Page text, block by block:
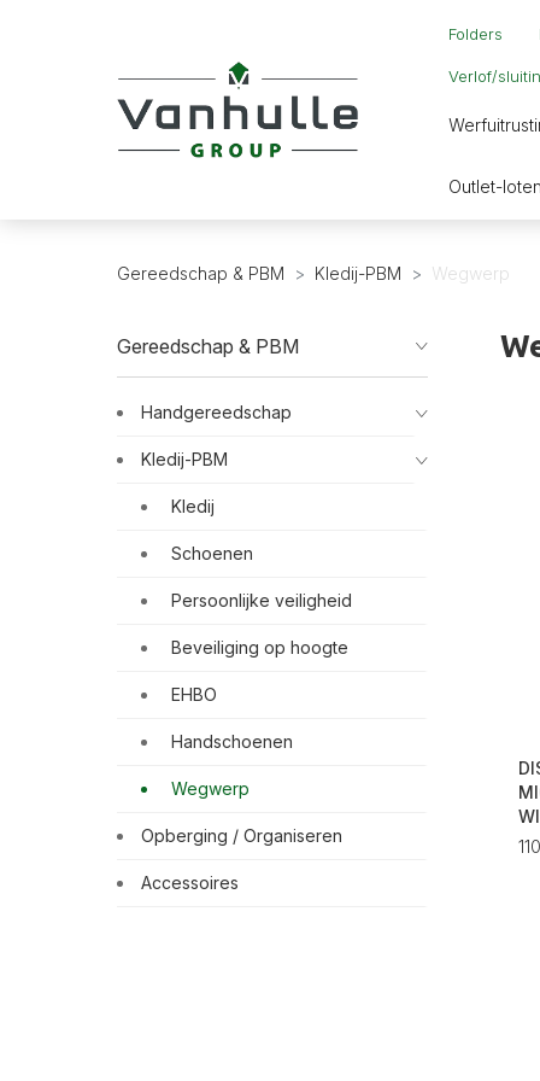
Folders
Verlof/
Stortkoker
Beton-
Pompen
Energie
Outlet-
Gereedschap & PBM Kledij-PBM Wegwerp
Gereedschap & PBM
Handgereedschap
Kledij-PBM
Kledij
Schoenen
Persoonlijke veiligheid
Beveiliging op hoogte
EHBO
Handschoenen
Wegwerp
Opberging / Organiseren
Accessoires